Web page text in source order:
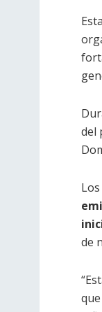
del
de